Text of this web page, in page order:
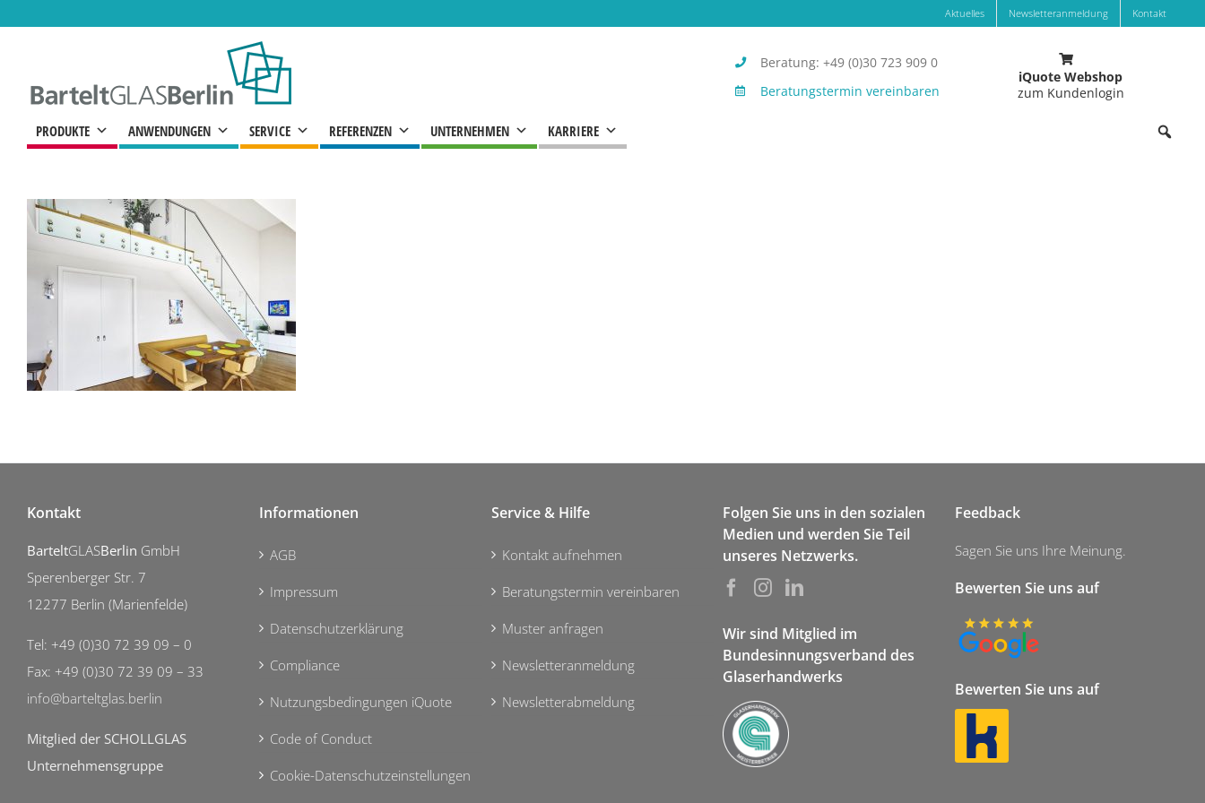
Aktuelles Newsletteranmeldung Kontakt
Beratung: +49 (0)30 723 909 0
Beratungstermin vereinbaren
iQuote Webshop
zum Kundenlogin
PRODUKTE ANWENDUNGEN SERVICE REFERENZEN UNTERNEHMEN KARRIERE
Kontakt
BarteltGLASBerlin GmbH
Sperenberger Str. 7
12277 Berlin (Marienfelde)
Tel: +49 (0)30 72 39 09 – 0
Fax: +49 (0)30 72 39 09 – 33
info@barteltglas.berlin
Mitglied der SCHOLLGLAS
Unternehmensgruppe
Informationen
AGB
Impressum
Datenschutzerklärung
Compliance
Nutzungsbedingungen iQuote
Code of Conduct
Cookie-Datenschutzeinstellungen
Service & Hilfe
Kontakt aufnehmen
Beratungstermin vereinbaren
Muster anfragen
Newsletteranmeldung
Newsletterabmeldung
Folgen Sie uns in den sozialen
Medien und werden Sie Teil
unseres Netzwerks.
Wir sind Mitglied im
Bundesinnungsverband des
Glaserhandwerks
Feedback
Sagen Sie uns Ihre Meinung.
Bewerten Sie uns auf
Bewerten Sie uns auf